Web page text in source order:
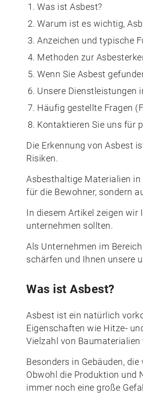
Was ist Asbest?
Warum ist es wichtig,
Anzeichen und typische
Methoden zur
Wenn Sie Asbest
Unsere Dienstleistungen
Häufig gestellte Fragen
Kontaktieren Sie uns für
Die Erkennung von Asbest
Risiken.
Asbesthaltige Materialien in
für die Bewohner, sondern
In diesem Artikel zeigen
unternehmen sollten.
Als Unternehmen im
schärfen und Ihnen unsere
Was ist Asbest?
Asbest ist ein natürlich
Eigenschaften wie Hitze-
Vielzahl von
Besonders in Gebäuden,
Obwohl die Produktion und
immer noch eine große